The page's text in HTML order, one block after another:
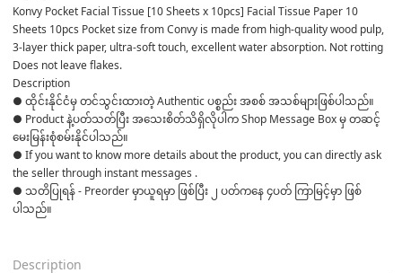
Konvy Pocket Facial Tissue [10 Sheets x 10pcs] Facial Tissue Paper 10
Sheets 10pcs Pocket size from Convy is made from high-quality wood pulp,
3-layer thick paper, ultra-soft touch, excellent water absorption. Not rotting
Does not leave flakes.
Description
● ထိုင်းနိုင်ငံမှ တင်သွင်းထားတဲ့ Authentic ပစ္စည်း အစစ် အသစ်များဖြစ်ပါသည်။
● Product နဲ့ပတ်သတ်ပြီး အသေးစိတ်သိရှိလိုပါက Shop Message Box မှ တဆင့်
မေးမြန်းစုံစမ်းနိုင်ပါသည်။
● If you want to know more details about the product, you can directly ask
the seller through instant messages .
● သတိပြုရန် - Preorder မှာယူရမှာ ဖြစ်ပြီး ၂ ပတ်ကနေ ၄ပတ် ကြာမြင့်မှာ ဖြစ်
ပါသည်။
Description